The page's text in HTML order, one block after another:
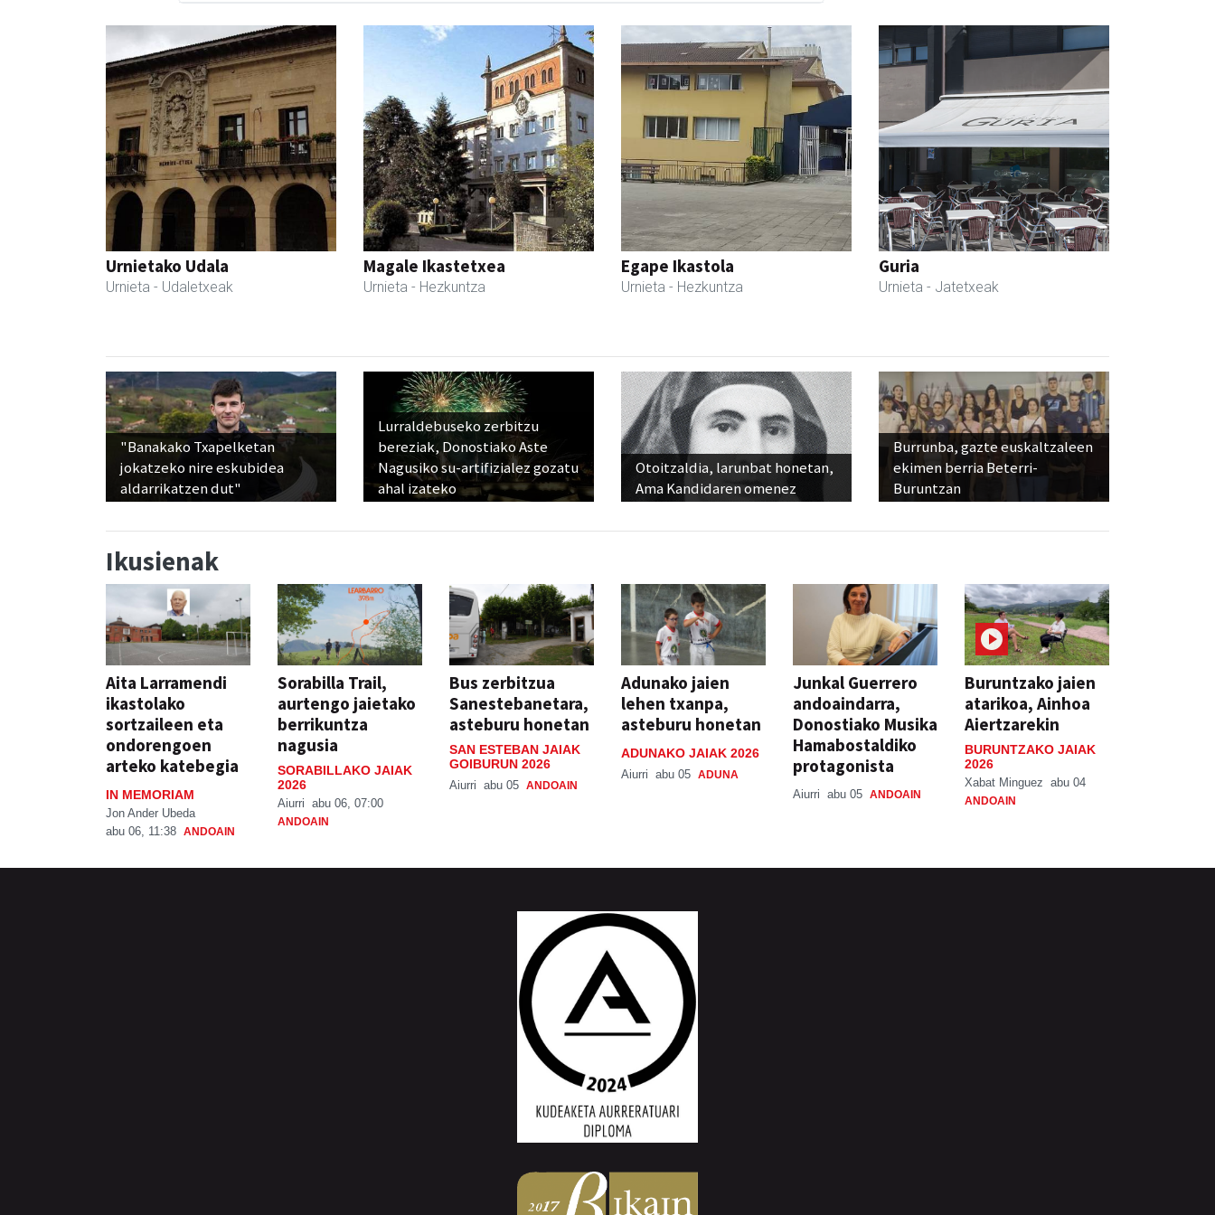
Urnietako Udala
Urnieta - Udaletxeak
Magale Ikastetxea
Urnieta - Hezkuntza
Egape Ikastola
Urnieta - Hezkuntza
Guria
Urnieta - Jatetxeak
"Banakako Txapelketan
jokatzeko nire eskubidea
aldarrikatzen dut"
Lurraldebuseko zerbitzu
bereziak, Donostiako Aste
Nagusiko su-artifizialez gozatu
ahal izateko
Otoitzaldia, larunbat honetan,
Ama Kandidaren omenez
Burrunba, gazte euskaltzaleen
ekimen berria Beterri-
Buruntzan
Ikusienak
Aita Larramendi
ikastolako
sortzaileen eta
ondorengoen
arteko katebegia
IN MEMORIAM
Jon Ander Ubeda
abu 06, 11:38 ANDOAIN
Sorabilla Trail,
aurtengo jaietako
berrikuntza
nagusia
SORABILLAKO JAIAK
2026
Aiurri abu 06, 07:00
ANDOAIN
Bus zerbitzua
Sanestebanetara,
asteburu honetan
SAN ESTEBAN JAIAK
GOIBURUN 2026
Aiurri abu 05 ANDOAIN
Adunako jaien
lehen txanpa,
asteburu honetan
ADUNAKO JAIAK 2026
Aiurri abu 05 ADUNA
Junkal Guerrero
andoaindarra,
Donostiako Musika
Hamabostaldiko
protagonista
Aiurri abu 05 ANDOAIN
Buruntzako jaien
atarikoa, Ainhoa
Aiertzarekin
BURUNTZAKO JAIAK
2026
Xabat Minguez abu 04
ANDOAIN